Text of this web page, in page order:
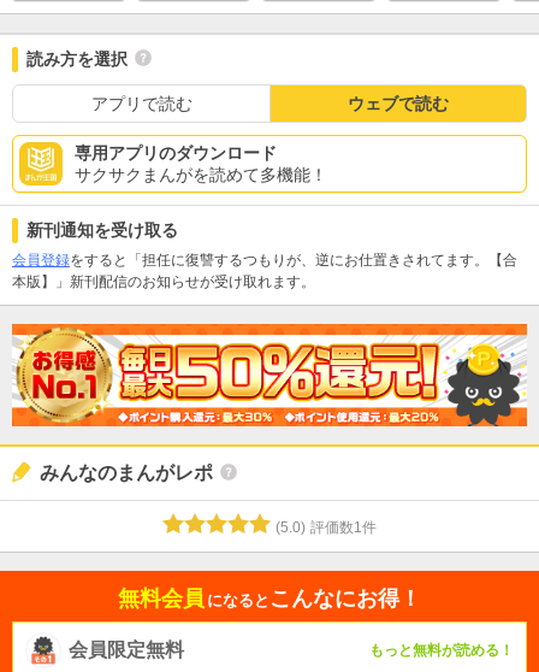
読み方を選択
アプリで読む ウェブで読む
専用アプリのダウンロード
サクサクまんがを読めて多機能！
新刊通知を受け取る
会員登録をすると「担任に復讐するつもりが、逆にお仕置きされてます。【合
本版】」新刊配信のお知らせが受け取れます。
みんなのまんがレポ
(5.0) 評価数1件
無料会員 になると こんなにお得！
会員限定無料 もっと無料が読める！